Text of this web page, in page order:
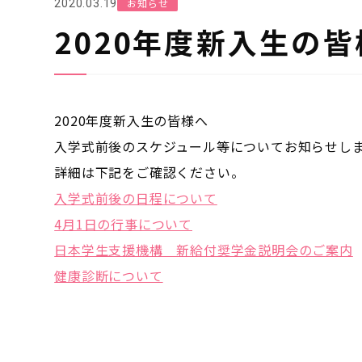
2020.03.19 お知らせ
2020年度新入生の皆
2020年度新入生の皆様へ
入学式前後のスケジュール等についてお知らせしま
詳細は下記をご確認ください。
入学式前後の日程について
4月1日の行事について
日本学生支援機構 新給付奨学金説明会のご案内
健康診断について